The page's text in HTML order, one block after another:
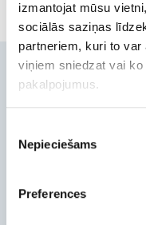
izmantojat mūsu
sociālās saziņas
partneriem, kuri to
viņiem sniedzat vai
pakalpojumus.
izvēle
Nepieciešams
Preferences
Contacts
Call me back
About Us